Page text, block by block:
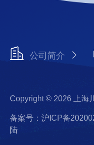
公司简介
Copyright © 2026 上海
备案号：沪ICP备
陆